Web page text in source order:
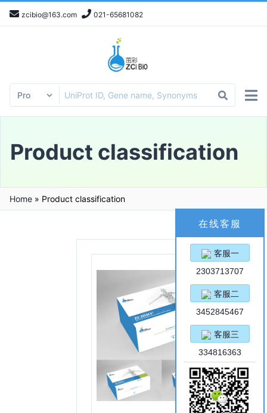
zcibio@163.com 021-65681082
Product classification
Home » Product classification
在线客服
客服一
2303713707
客服二
3452845467
客服三
334816363